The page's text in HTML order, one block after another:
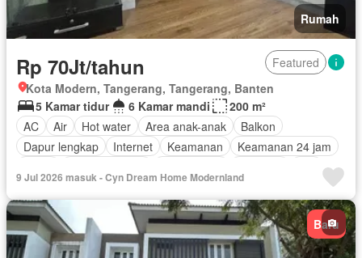
Rumah
Rp 70Jt/tahun
Featured
Kota Modern, Tangerang, Tangerang, Banten
5 Kamar tidur
6 Kamar mandi
200 m²
AC
Air Hot water Area anak-anak
Balkon
Dapur lengkap
Internet Keamanan
Keamanan 24 jam
Sebagian perabotan
9 Jul 2026 masuk - Cyn Dream Home Modernland
Baru